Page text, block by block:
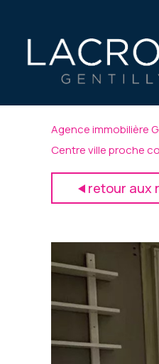
Agence immobilière
Centre ville proche
retour aux